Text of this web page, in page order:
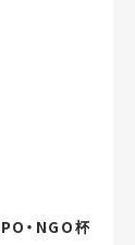
・NGO杯